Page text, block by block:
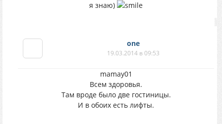
я знаю)
one
19.03.2014 в 09:53
mamay01
Всем здоровья.
Там вроде было две гостиницы.
И в обоих есть лифты.